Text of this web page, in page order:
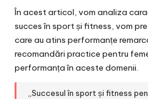
În acest articol, vom analiza
succes în sport și fitness, vom
care au atins performanțe
recomandări practice pentru
performanța în aceste domenii.
„Succesul în sport și fitness